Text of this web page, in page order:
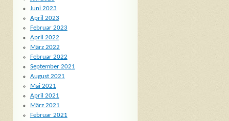
Juni 2023
April 2023
Februar 2023
April 2022
März 2022
Februar 2022
September 2021
August 2021
Mai 2021
April 2021
März 2021
Februar 2021